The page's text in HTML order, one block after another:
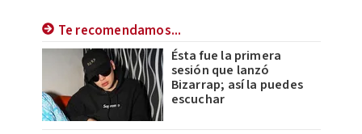
Te recomendamos...
Ésta fue la primera
sesión que lanzó
Bizarrap; así la puedes
escuchar